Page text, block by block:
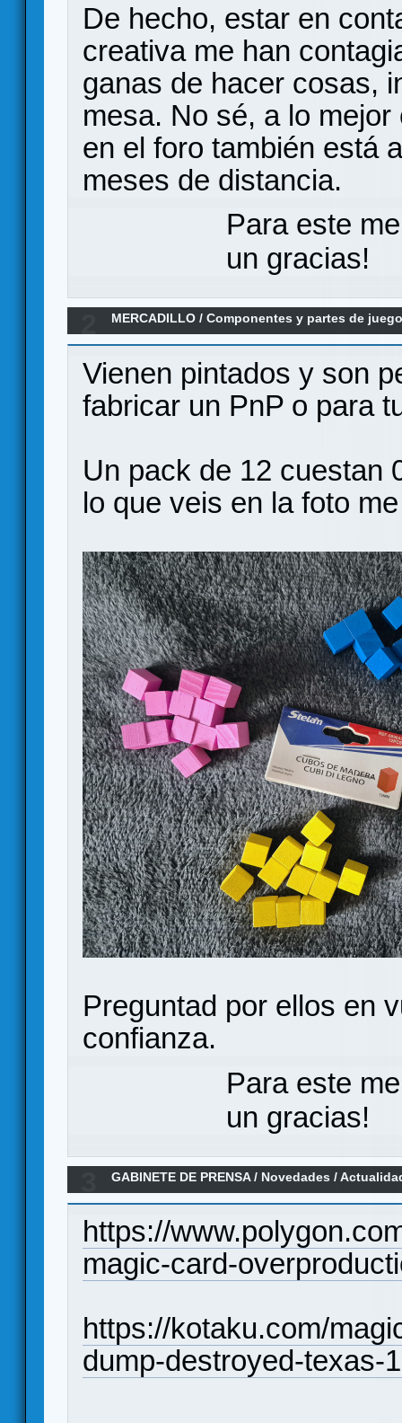
De hecho, estar en
creativa me han
ganas de hacer cosas,
mesa. No sé, a lo
en el foro también está
meses de distancia.
Para este
un gracias!
MERCADILLO /Componentes y partes de
muy económicos
Vienen pintados y son
fabricar un PnP o para
Un pack de 12 cuestan
lo que veis en la foto
Preguntad por ellos en
confianza.
Para este
un gracias!
GABINETE DE PRENSA/ Novedades /
https://
magic-card-
https://kotaku.com/
dump-destroyed-texas-